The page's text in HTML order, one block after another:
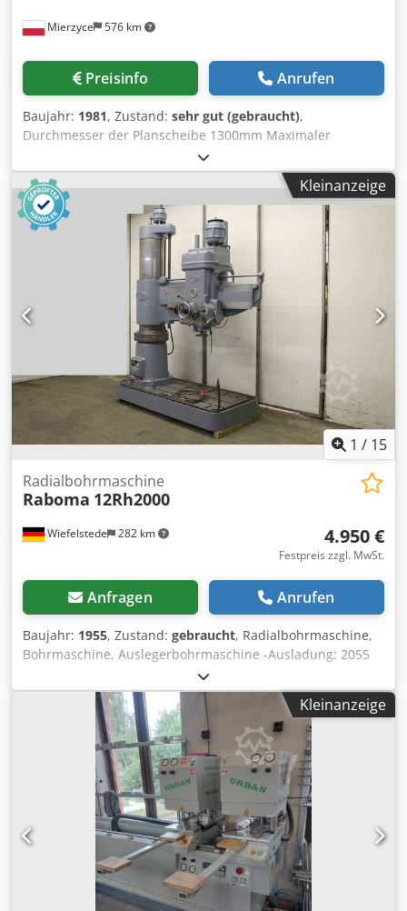
Mierzyce 576 km
Preisinfo Anrufen
Baujahr: 1981, Zustand: sehr gut (gebraucht),
Durchmesser der Planscheibe 1300mm Maximaler
Drehdurchmesser 1100mm Bereich der Drehdurchmesser
460-1250mm Dodpfok Dz N Iex Aqcswa
Kleinanzeige
1 / 15
Wiefelstede 282 km
Radialbohrmaschine
Raboma 12Rh2000
4.950 €
Festpreis zzgl. MwSt.
Anfragen Anrufen
Baujahr: 1955, Zustand: gebraucht, Radialbohrmaschine,
Bohrmaschine, Auslegerbohrmaschine -Ausladung: 2055
mm Djdpjd Enr Iofx Aqcowa -max. Abstand Maschinentisch
bis Spindelaufnahme: 1700 mm -Kegelaufnahme: MK5 -
Motor Leistung: 7,5 kW -Drehzahlen: 11,2-1400 U/min -
Säulen: Ø 450 mm -Spindelhub: 540 mm -
Gewindeschneideinrichtung -automatischer Vorschub:
0,037-2,0 mm/U -Aufspannfläche: 920 x 1600 mm -
Abmessungen: 2580/1110/H3450 mm -Gewicht: 6465 kg
Kleinanzeige